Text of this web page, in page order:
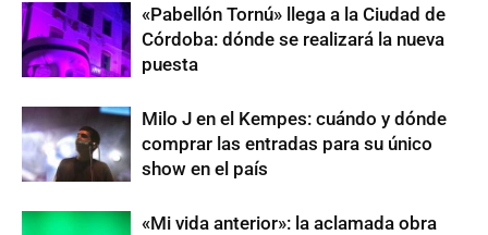
«Pabellón Tornú» llega a la Ciudad de
Córdoba: dónde se realizará la nueva
puesta
Milo J en el Kempes: cuándo y dónde
comprar las entradas para su único
show en el país
«Mi vida anterior»: la aclamada obra